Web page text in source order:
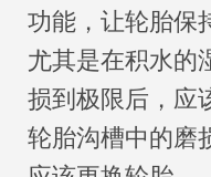
功能，让轮胎保
尤其是在积水的
损到极限后，应
轮胎沟槽中的磨